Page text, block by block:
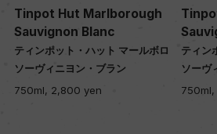
ット マールボロ
ブラン
Tinpot Hut
Sauvignon Blanc
ティンポット・ハット マ
ソーヴィニヨン・ブラン
750ml, 2,700 yen